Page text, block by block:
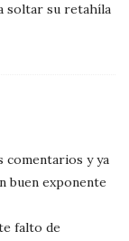
soltar su retahíla
comentarios y ya
buen exponente
falto de